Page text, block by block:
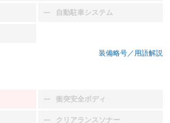
自動駐車システム
：装備なし
装備略号／用語解説
衝突安全ボディ
：装備なし
クリアランスソナー